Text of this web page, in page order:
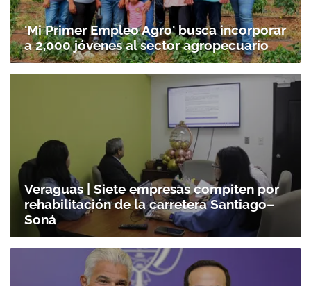
'Mi Primer Empleo Agro' busca incorporar
a 2,000 jóvenes al sector agropecuario
Veraguas | Siete empresas compiten por
rehabilitación de la carretera Santiago–
Soná